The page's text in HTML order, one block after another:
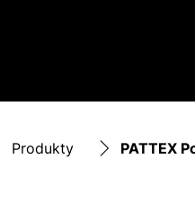
Produkty PATTEX